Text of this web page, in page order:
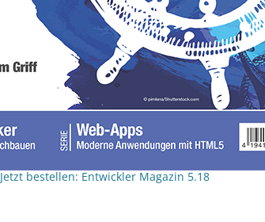
Jetzt bestellen: Entwickler Magazin 5.18